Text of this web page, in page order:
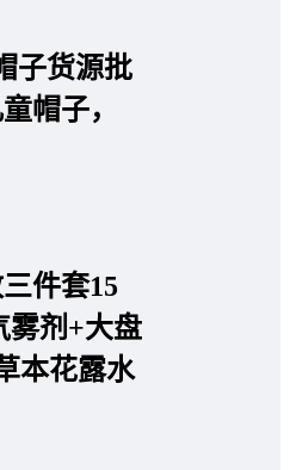
子货源批
帽子，
件套15
雾剂+大盘
本花露水